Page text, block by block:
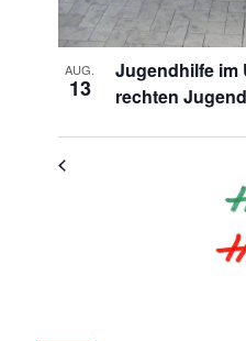
AUG.
13
Jugendhilfe im
rechten